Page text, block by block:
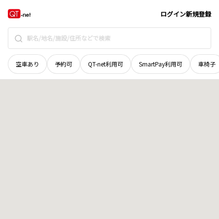
ログイン新規登録
空車あり 予約可 QT-net利用可 SmartPay利用可 車椅子
北海道